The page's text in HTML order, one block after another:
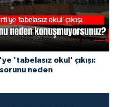
'tabelasız okul' çıkışı:
neden